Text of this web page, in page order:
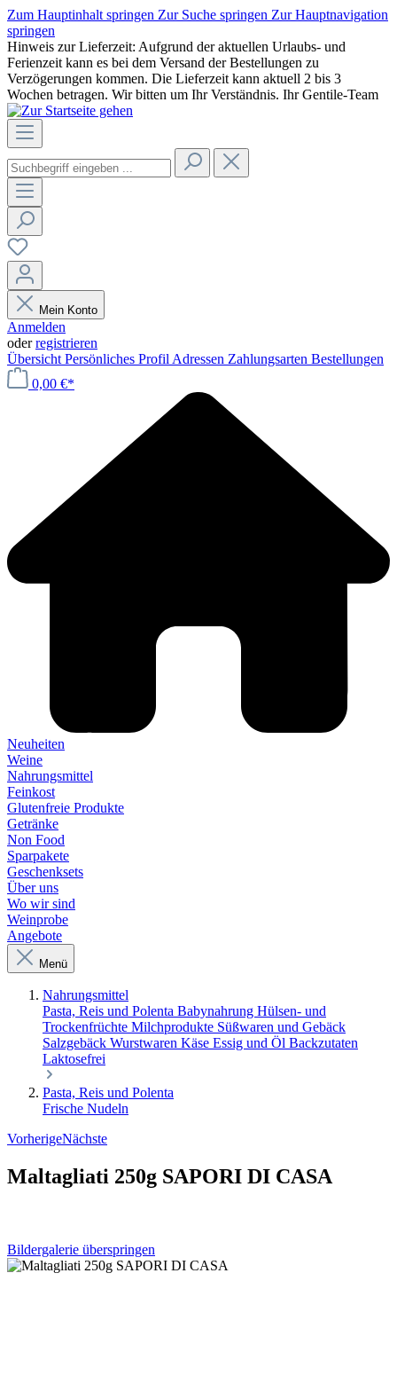
Zum Hauptinhalt springen Zur Suche springen Zur Hauptnavigation
springen
Hinweis zur Lieferzeit: Aufgrund der aktuellen Urlaubs- und
Ferienzeit kann es bei dem Versand der Bestellungen zu
Verzögerungen kommen. Die Lieferzeit kann aktuell 2 bis 3
Wochen betragen. Wir bitten um Ihr Verständnis. Ihr Gentile-Team
Mein Konto
Anmelden
oderregistrieren
Übersicht Persönliches Profil Adressen Zahlungsarten Bestellungen
0,00 €*
Neuheiten
Weine
Nahrungsmittel
Feinkost
Glutenfreie Produkte
Getränke
Non Food
Sparpakete
Geschenksets
Über uns
Wo wir sind
Weinprobe
Angebote
Menü
Nahrungsmittel
Pasta, Reis und Polenta Babynahrung Hülsen- und
Trockenfrüchte Milchprodukte Süßwaren und Gebäck
Salzgebäck Wurstwaren Käse Essig und Öl Backzutaten
Laktosefrei
Pasta, Reis und Polenta
Frische Nudeln
VorherigeNächste
Maltagliati 250g SAPORI DI CASA
Bildergalerie überspringen